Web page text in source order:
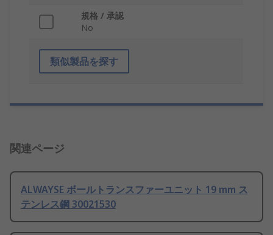
規格 / 承認
No
類似製品を探す
関連ページ
ALWAYSE ボールトランスファーユニット 19 mm ス
テンレス鋼 30021530